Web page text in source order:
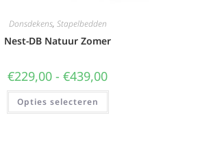
Donsdekens, Stapelbedden
Nest-DB Natuur Zomer
€229,00 - €439,00
Opties selecteren